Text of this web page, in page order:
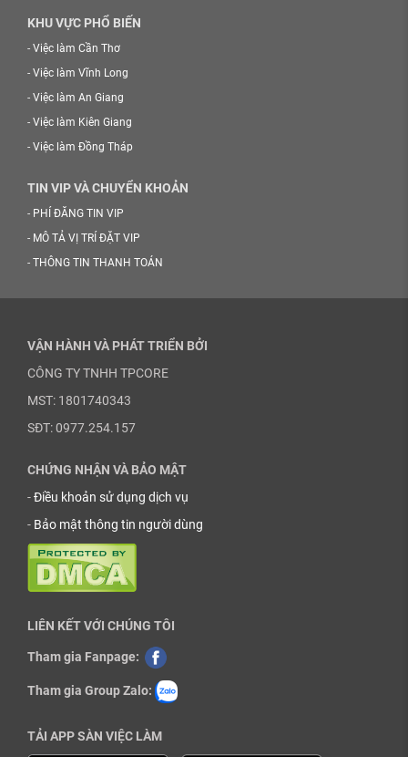
KHU VỰC PHỔ BIẾN
- Việc làm Cần Thơ
- Việc làm Vĩnh Long
- Việc làm An Giang
- Việc làm Kiên Giang
- Việc làm Đồng Tháp
TIN VIP VÀ CHUYỂN KHOẢN
- PHÍ ĐĂNG TIN VIP
- MÔ TẢ VỊ TRÍ ĐẶT VIP
- THÔNG TIN THANH TOÁN
VẬN HÀNH VÀ PHÁT TRIỂN BỞI
CÔNG TY TNHH TPCORE
MST: 1801740343
SĐT: 0977.254.157
CHỨNG NHẬN VÀ BẢO MẬT
-Điều khoản sử dụng dịch vụ
- Bảo mật thông tin người dùng
LIÊN KẾT VỚI CHÚNG TÔI
Tham gia Fanpage:
Tham gia Group Zalo:
TẢI APP SÀN VIỆC LÀM